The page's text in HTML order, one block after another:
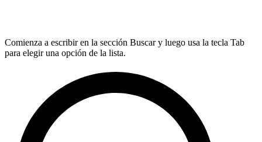
Comienza a escribir en la sección Buscar y luego usa la tecla Tab
para elegir una opción de la lista.